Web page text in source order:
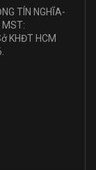
TÍN NGHĨA-
KHĐT HCM